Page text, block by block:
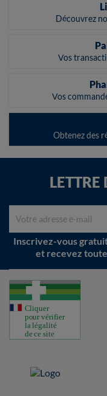
Découvrez
Vos
Vos
Obtenez des
Inscrivez-vous
et recevez